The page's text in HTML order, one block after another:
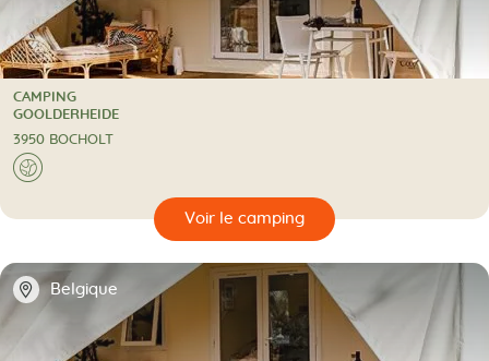
CAMPING
CAMPING
GOOLDERHEIDE
3950 BOCHOLT
A l'étranger
🌍
🔍
📍 Belgique